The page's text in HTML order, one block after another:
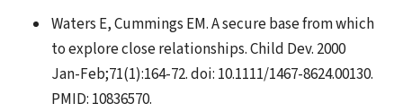
Waters E, Cummings EM. A secure base from which
to explore close relationships. Child Dev. 2000
Jan-Feb;71(1):164-72. doi: 10.1111/1467-8624.00130.
PMID: 10836570.